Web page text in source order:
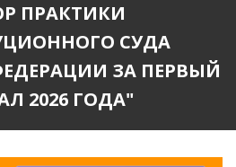
ПРАКТИКИ
СУДА
ЗА ПЕРВЫЙ
2026 ГОДА"